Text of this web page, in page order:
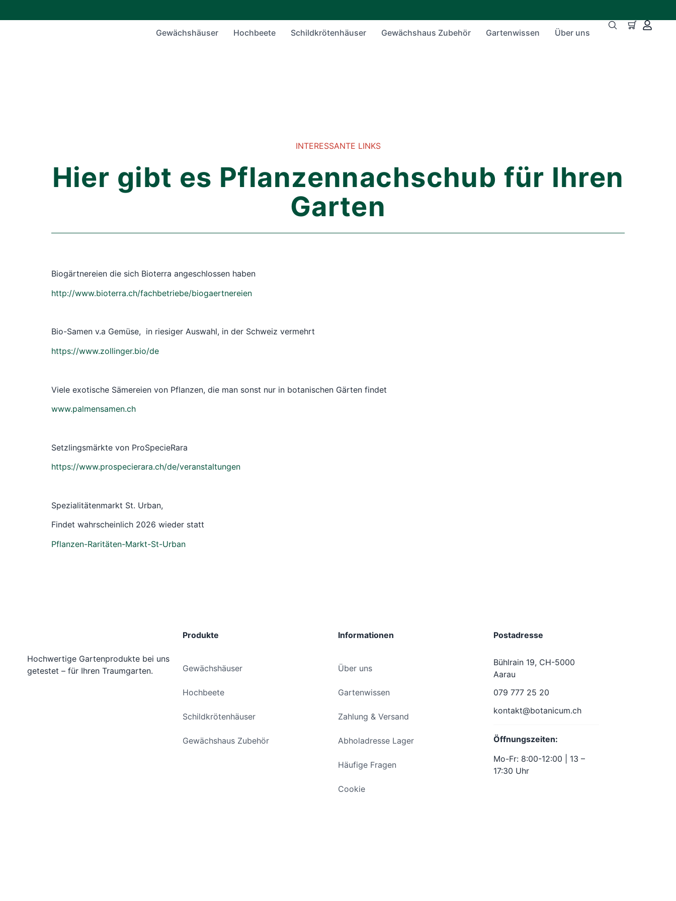
Gewächshäuser Hochbeete Schildkrötenhäuser Gewächshaus Zubehör Gartenwissen Über uns
INTERESSANTE LINKS
Hier gibt es Pflanzennachschub für Ihren
Garten
Biogärtnereien die sich Bioterra angeschlossen haben
http://www.bioterra.ch/fachbetriebe/biogaertnereien
Bio-Samen v.a Gemüse, in riesiger Auswahl, in der Schweiz vermehrt
https://www.zollinger.bio/de
Viele exotische Sämereien von Pflanzen, die man sonst nur in botanischen Gärten findet
www.palmensamen.ch
Setzlingsmärkte von ProSpecieRara
https://www.prospecierara.ch/de/veranstaltungen
Spezialitätenmarkt St. Urban,
Findet wahrscheinlich 2026 wieder statt
Pflanzen-Raritäten-Markt-St-Urban
Hochwertige Gartenprodukte bei uns
getestet – für Ihren Traumgarten.
Produkte
Gewächshäuser
Hochbeete
Schildkrötenhäuser
Gewächshaus Zubehör
Informationen
Über uns
Gartenwissen
Zahlung & Versand
Abholadresse Lager
Häufige Fragen
Cookie
Postadresse
Bühlrain 19, CH-5000
Aarau
079 777 25 20
kontakt@botanicum.ch
Öffnungszeiten:
Mo-Fr: 8:00-12:00 | 13 –
17:30 Uhr